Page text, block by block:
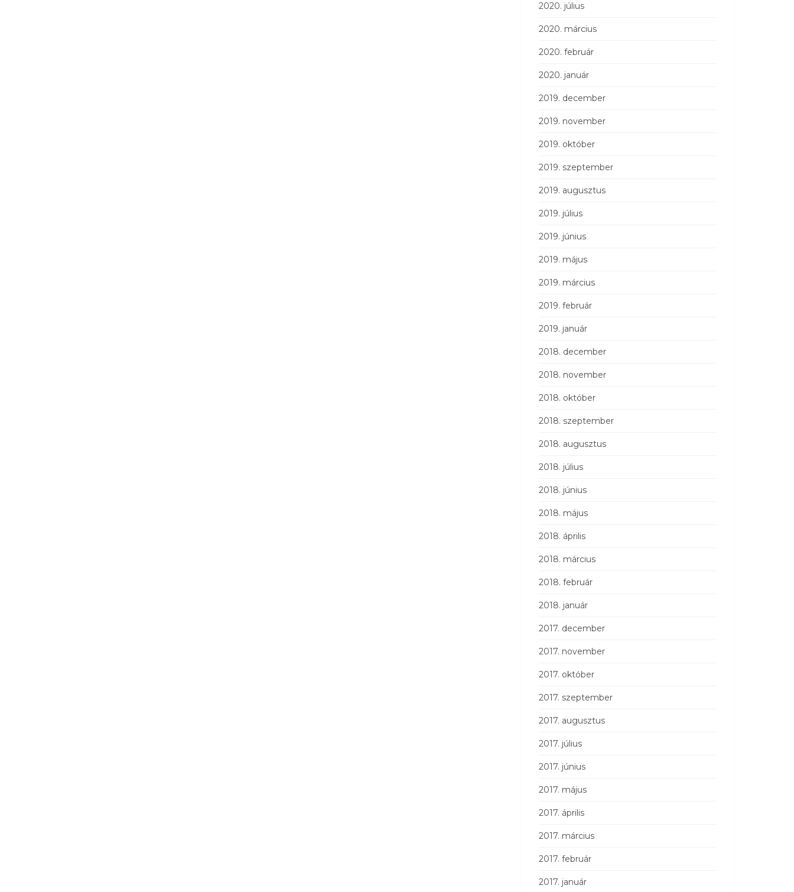
2020. július
2020. március
2020. február
2020. január
2019. december
2019. november
2019. október
2019. szeptember
2019. augusztus
2019. július
2019. június
2019. május
2019. március
2019. február
2019. január
2018. december
2018. november
2018. október
2018. szeptember
2018. augusztus
2018. július
2018. június
2018. május
2018. április
2018. március
2018. február
2018. január
2017. december
2017. november
2017. október
2017. szeptember
2017. augusztus
2017. július
2017. június
2017. május
2017. április
2017. március
2017. február
2017. január